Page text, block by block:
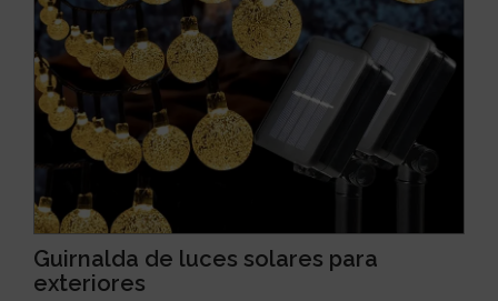
Guirnalda de luces solares para
exteriores